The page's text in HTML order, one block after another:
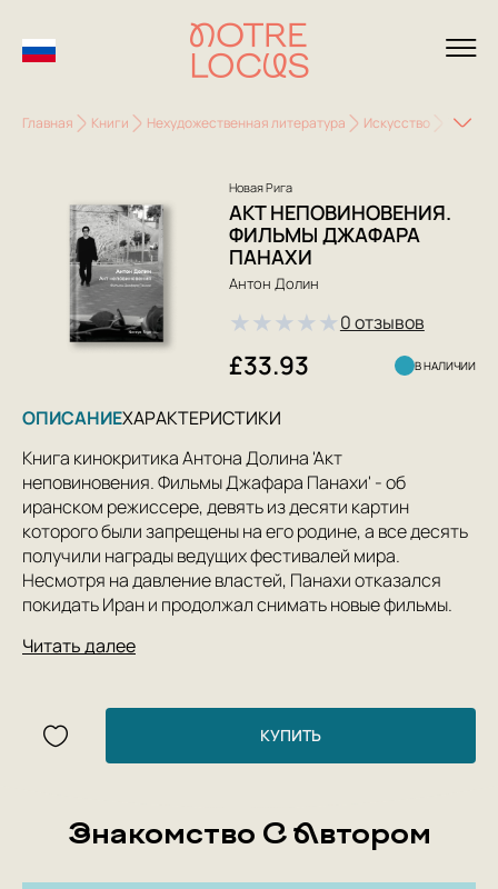
Главная Книги Нехудожественная литература Искусство Театр,
Новая Рига
АКТ НЕПОВИНОВЕНИЯ.
ФИЛЬМЫ ДЖАФАРА
ПАНАХИ
Антон Долин
★★★★★0 отзывов
£33.93 В НАЛИЧИИ
ОПИСАНИЕХАРАКТЕРИСТИКИ
Книга кинокритика Антона Долина 'Акт
неповиновения. Фильмы Джафара Панахи' - об
иранском режиссере, девять из десяти картин
которого были запрещены на его родине, а все десять
получили награды ведущих фестивалей мира.
Несмотря на давление властей, Панахи отказался
покидать Иран и продолжал снимать новые фильмы.
Читать далее
КУПИТЬ
Знакомство С Автором